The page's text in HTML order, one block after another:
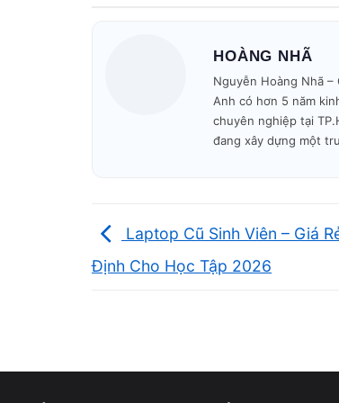
👉 Đây là combo “chuẩn” giúp
5 – 7
triệu
rất nhẹ
triệu
máy đa dạng
HOÀNG NHÃ
Nguyễn Hoàng Nhã
Anh có hơn 5 năm
chuyên nghiệp tại
đang xây dựng một
Laptop Cũ Sinh Viên – Giá
Định Cho Học Tập 2026